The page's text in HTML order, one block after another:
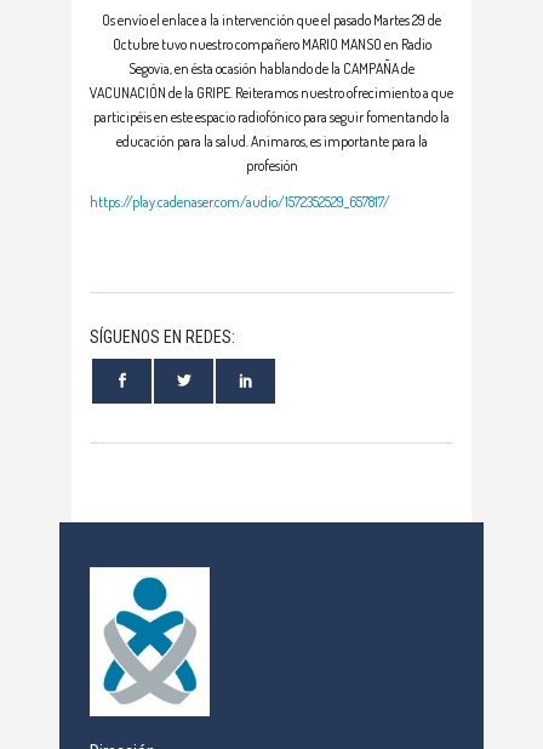
Os envío el enlace a la intervención que el pasado Martes 29 de
Octubre tuvo nuestro compañero MARIO MANSO en Radio
Segovia, en ésta ocasión hablando de la CAMPAÑA de
VACUNACIÓN de la GRIPE. Reiteramos nuestro ofrecimiento a que
participéis en este espacio radiofónico para seguir fomentando la
educación para la salud. Animaros, es importante para la
profesión
https://play.cadenaser.com/audio/1572352529_657817/
SÍGUENOS EN REDES: